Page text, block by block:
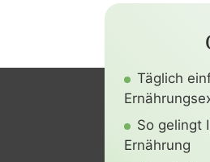
Täglich
So gelingt
Ernährung